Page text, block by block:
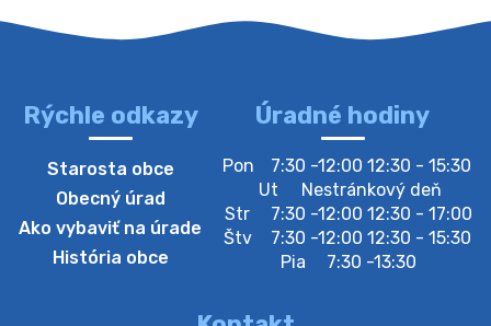
4. augusta 2026 10:05
Zberný dvor-Gyűjtőudvar
Oznamujeme obyvateľom, že v stredu 05. augusta
bude zberný dvor zatvorený. Értesítjük a lakosokat,
hogy szerdán augusztus 05-én a gyűjtőudvar zárva
lesz https://ciernybrod.sk?p=214…
Rýchle odkazy
Starosta obce
Obecný úrad
Ako vybaviť na úrade
História obce
Úradné hodiny
Pon
7:30 -12:00 12:30 - 15:30
Ut
Nestránkový deň
Str
7:30 -12:00 12:30 - 17:00
Štv
7:30 -12:00 12:30 - 15:30
Pia
7:30 -13:30